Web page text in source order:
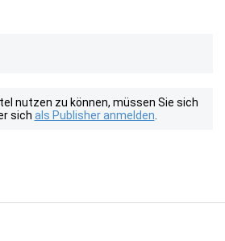
nutzen zu können, müssen Sie sich
sich als Publisher anmelden